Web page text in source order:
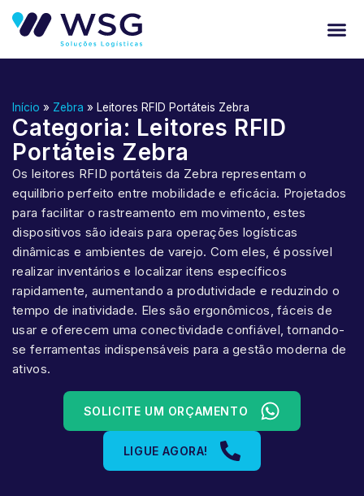
Início » Zebra » Leitores RFID Portáteis Zebra
Categoria: Leitores RFID
Portáteis Zebra
Os leitores RFID portáteis da Zebra representam o
equilíbrio perfeito entre mobilidade e eficácia. Projetados
para facilitar o rastreamento em movimento, estes
dispositivos são ideais para operações logísticas
dinâmicas e ambientes de varejo. Com eles, é possível
realizar inventários e localizar itens específicos
rapidamente, aumentando a produtividade e reduzindo o
tempo de inatividade. Eles são ergonômicos, fáceis de
usar e oferecem uma conectividade confiável, tornando-
se ferramentas indispensáveis para a gestão moderna de
ativos.
SOLICITE UM ORÇAMENTO
LIGUE AGORA!